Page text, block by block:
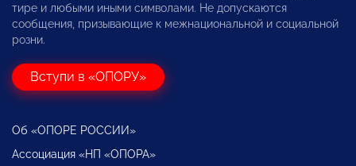
тире и любыми иными символами. Не допускаются
сообщения, призывающие к межнациональной и социальной
розни.
Вступи в «ОПОРУ»
Об «ОПОРЕ РОССИИ»
Ассоциация «НП «ОПОРА»